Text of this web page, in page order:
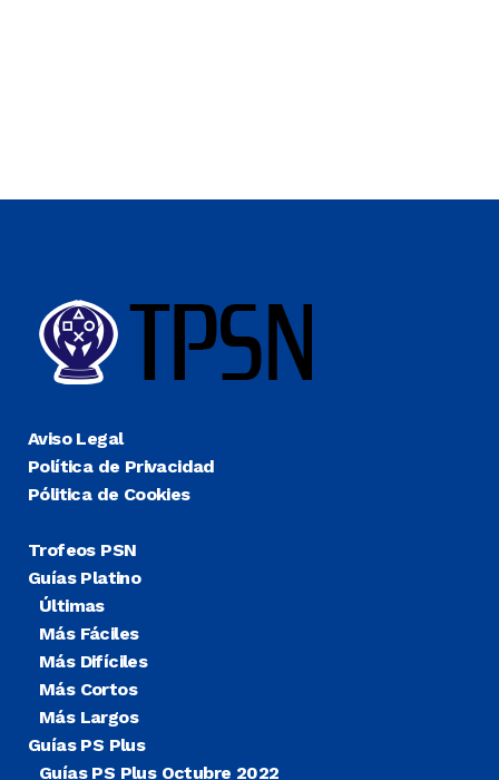
Aviso Legal
Política de Privacidad
Pólitica de Cookies
Trofeos PSN
Guías Platino
Últimas
Más Fáciles
Más Difíciles
Más Cortos
Más Largos
Guías PS Plus
Guías PS Plus Octubre 2022